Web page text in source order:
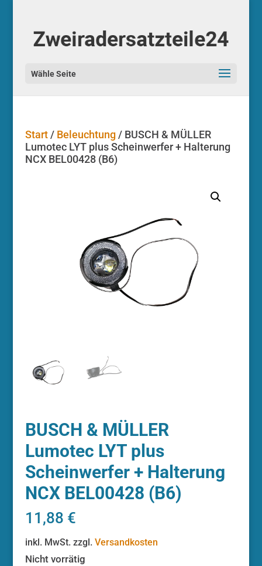
Start/ Beleuchtung/ BUSCH & MÜLLER
Lumotec LYT plus Scheinwerfer + Halterung
NCX BEL00428 (B6)
BUSCH & MÜLLER
Lumotec LYT plus
Scheinwerfer + Halterung
NCX BEL00428 (B6)
11,88 €
inkl. MwSt. zzgl. Versandkosten
Nicht vorrätig